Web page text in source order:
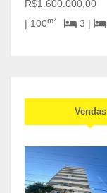
R$1.600.000,00
| 100m² 3 |
Vendas